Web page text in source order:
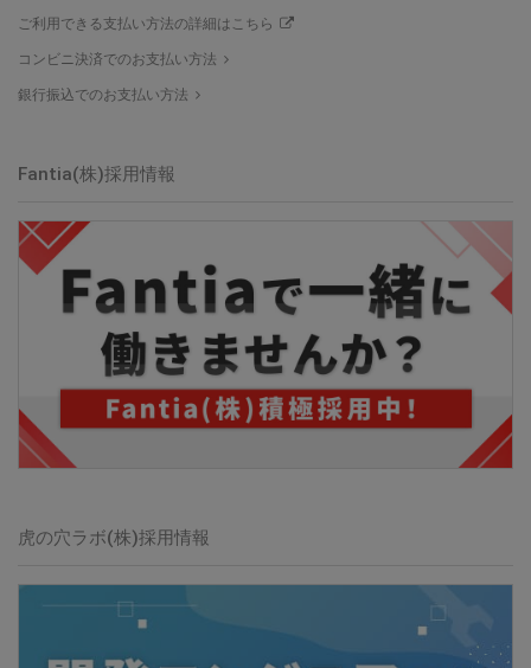
ご利用できる支払い方法の詳細はこちら
コンビニ決済でのお支払い方法
銀行振込でのお支払い方法
Fantia(株)採用情報
虎の穴ラボ(株)採用情報